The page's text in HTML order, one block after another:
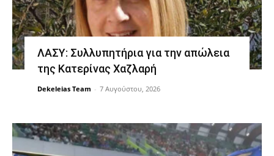
ΛΑΣΥ: Συλλυπητήρια για την απώλεια
της Κατερίνας Χαζλαρή
Dekeleias Team - 7 Αυγούστου, 2026